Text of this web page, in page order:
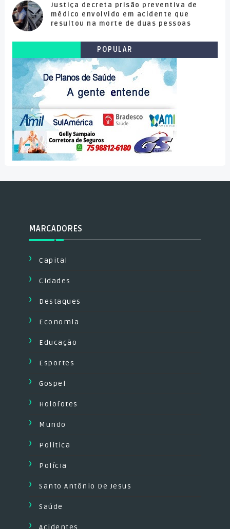
Justiça decreta prisão preventiva de
médico envolvido em acidente que
resultou na morte de duas pessoas
POPULAR
MARCADORES
Capital
Cidades
Destaques
Economia
Educação
Esportes
Gospel
Holofotes
Mundo
Politica
Polícia
Santo Antônio De Jesus
Saúde
Acidentes